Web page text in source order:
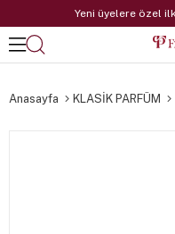
Yeni üyelere özel
Anasayfa KLASİK PARFÜM